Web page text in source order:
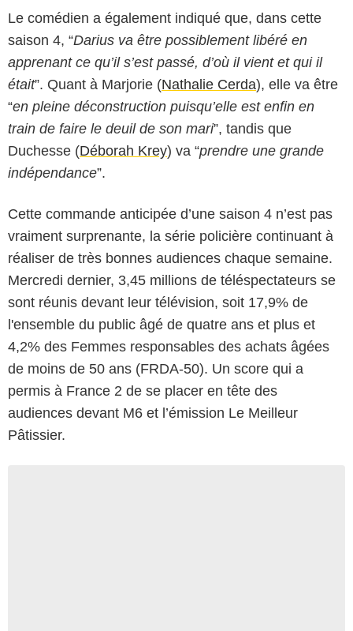
Le comédien a également indiqué que, dans cette
saison 4, “Darius va être possiblement libéré en
apprenant ce qu’il s’est passé, d’où il vient et qui il
était”. Quant à Marjorie (Nathalie Cerda), elle va être
“en pleine déconstruction puisqu’elle est enfin en
train de faire le deuil de son mari”, tandis que
Duchesse (Déborah Krey) va “prendre une grande
indépendance”.
Cette commande anticipée d’une saison 4 n’est pas
vraiment surprenante, la série policière continuant à
réaliser de très bonnes audiences chaque semaine.
Mercredi dernier, 3,45 millions de téléspectateurs se
sont réunis devant leur télévision, soit 17,9% de
l'ensemble du public âgé de quatre ans et plus et
4,2% des Femmes responsables des achats âgées
de moins de 50 ans (FRDA-50). Un score qui a
permis à France 2 de se placer en tête des
audiences devant M6 et l’émission Le Meilleur
Pâtissier.